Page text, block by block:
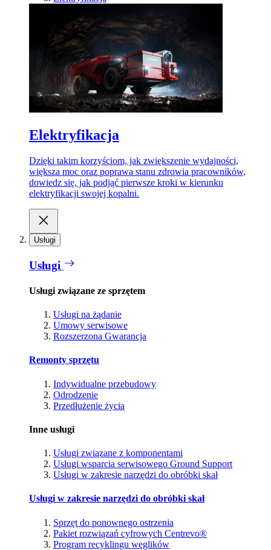
Elektryfikacja
Dzięki takim korzyściom, jak zwiększenie wydajności,
większa moc oraz poprawa stanu zdrowia pracowników,
dowiedz się, jak podjąć pierwsze kroki w kierunku
elektryfikacji swojej kopalni.
Usługi
Usługi
Usługi związane ze sprzętem
Usługi na żądanie
Umowy serwisowe
Rozszerzona Gwarancja
Remonty sprzętu
Indywidualne przebudowy
Odrodzenie
Przedłużenie życia
Inne usługi
Usługi związane z komponentami
Usługi wsparcia serwisowego Ground Support
Usługi w zakresie narzędzi do obróbki skał
Usługi w zakresie narzędzi do obróbki skał
Sprzęt do ponownego ostrzenia
Pakiet rozwiązań cyfrowych Centrevo®
Program recyklingu węglików